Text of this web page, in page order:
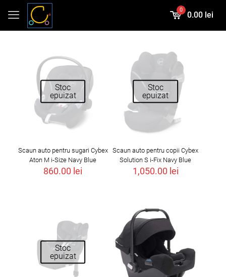
0
0.00 lei
Stoc
epuizat
Scaun auto pentru sugari Cybex
Aton M i-Size Navy Blue
860.00 lei
Stoc
epuizat
Scaun auto pentru copii Cybex
Solution S i-Fix Navy Blue
1,050.00 lei
Stoc
epuizat